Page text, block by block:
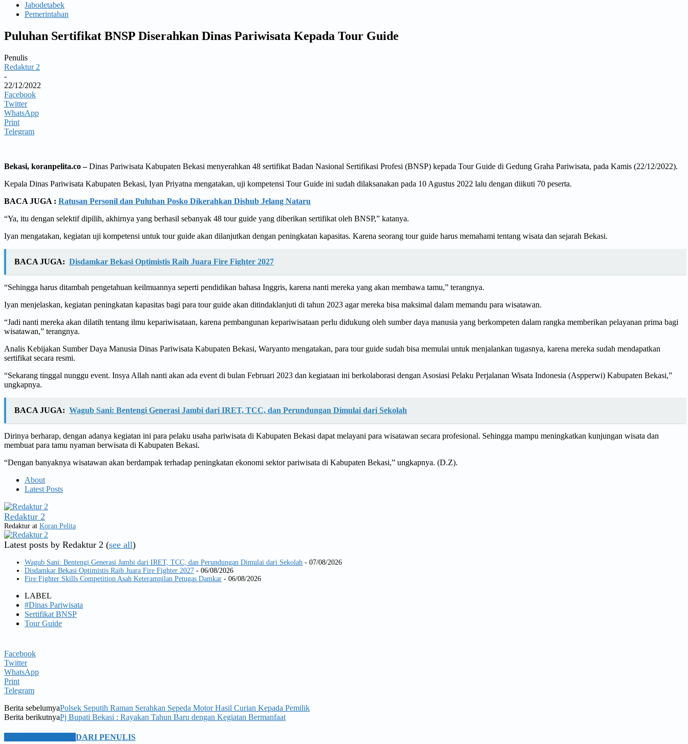
Jabodetabek
Pemerintahan
Puluhan Sertifikat BNSP Diserahkan Dinas Pariwisata Kepada Tour Guide
Penulis
Redaktur 2
-
22/12/2022
Facebook
Twitter
WhatsApp
Print
Telegram
Bekasi, koranpelita.co –Dinas Pariwisata Kabupaten Bekasi menyerahkan 48 sertifikat Badan Nasional Sertifikasi Profesi (BNSP) kepada Tour Guide di Gedung Graha Pariwisata, pada Kamis (22/12/2022).
Kepala Dinas Pariwisata Kabupaten Bekasi, Iyan Priyatna mengatakan, uji kompetensi Tour Guide ini sudah dilaksanakan pada 10 Agustus 2022 lalu dengan diikuti 70 peserta.
BACA JUGA : Ratusan Personil dan Puluhan Posko Dikerahkan Dishub Jelang Nataru
“Ya, itu dengan selektif dipilih, akhirnya yang berhasil sebanyak 48 tour guide yang diberikan sertifikat oleh BNSP,” katanya.
Iyan mengatakan, kegiatan uji kompetensi untuk tour guide akan dilanjutkan dengan peningkatan kapasitas. Karena seorang tour guide harus memahami tentang wisata dan sejarah Bekasi.
BACA JUGA: Disdamkar Bekasi Optimistis Raih Juara Fire Fighter 2027
“Sehingga harus ditambah pengetahuan keilmuannya seperti pendidikan bahasa Inggris, karena nanti mereka yang akan membawa tamu,” terangnya.
Iyan menjelaskan, kegiatan peningkatan kapasitas bagi para tour guide akan ditindaklanjuti di tahun 2023 agar mereka bisa maksimal dalam memandu para wisatawan.
“Jadi nanti mereka akan dilatih tentang ilmu kepariwisataan, karena pembangunan kepariwisataan perlu didukung oleh sumber daya manusia yang berkompeten dalam rangka memberikan pelayanan prima bagi
wisatawan,” terangnya.
Analis Kebijakan Sumber Daya Manusia Dinas Pariwisata Kabupaten Bekasi, Waryanto mengatakan, para tour guide sudah bisa memulai untuk menjalankan tugasnya, karena mereka sudah mendapatkan
sertifikat secara resmi.
“Sekarang tinggal nunggu event. Insya Allah nanti akan ada event di bulan Februari 2023 dan kegiataan ini berkolaborasi dengan Asosiasi Pelaku Perjalanan Wisata Indonesia (Aspperwi) Kabupaten Bekasi,”
ungkapnya.
BACA JUGA: Wagub Sani: Bentengi Generasi Jambi dari IRET, TCC, dan Perundungan Dimulai dari Sekolah
Dirinya berharap, dengan adanya kegiatan ini para pelaku usaha pariwisata di Kabupaten Bekasi dapat melayani para wisatawan secara profesional. Sehingga mampu meningkatkan kunjungan wisata dan
membuat para tamu nyaman berwisata di Kabupaten Bekasi.
“Dengan banyaknya wisatawan akan berdampak terhadap peningkatan ekonomi sektor pariwisata di Kabupaten Bekasi,” ungkapnya. (D.Z).
About
Latest Posts
Redaktur 2
Redaktur at Koran Pelita
Latest posts by Redaktur 2 (see all)
Wagub Sani: Bentengi Generasi Jambi dari IRET, TCC, dan Perundungan Dimulai dari Sekolah - 07/08/2026
Disdamkar Bekasi Optimistis Raih Juara Fire Fighter 2027 - 06/08/2026
Fire Fighter Skills Competition Asah Keterampilan Petugas Damkar - 06/08/2026
LABEL
#Dinas Pariwisata
Sertifikat BNSP
Tour Guide
Facebook
Twitter
WhatsApp
Print
Telegram
Berita sebelumyaPolsek Seputih Raman Serahkan Sepeda Motor Hasil Curian Kepada Pemilik
Berita berikutnyaPj Bupati Bekasi : Rayakan Tahun Baru dengan Kegiatan Bermanfaat
DARI PENULIS